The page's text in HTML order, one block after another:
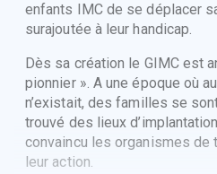
enfants IMC de se déplacer
surajoutée à leur handicap.
Dès sa création le GIMC est
pionnier ». A une époque où
n’existait, des familles se
trouvé des lieux
convaincu les organismes de
leur action.